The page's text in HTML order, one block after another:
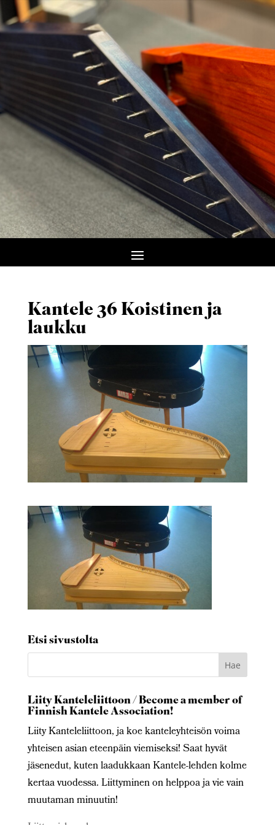
Kantele 36 Koistinen ja
laukku
Etsi sivustolta
Liity Kanteleliittoon / Become a member of
Finnish Kantele Association!
Liity Kanteleliittoon, ja koe kanteleyhteisön voima
yhteisen asian eteenpäin viemiseksi! Saat hyvät
jäsenedut, kuten laadukkaan Kantele-lehden kolme
kertaa vuodessa. Liittyminen on helppoa ja vie vain
muutaman minuutin!